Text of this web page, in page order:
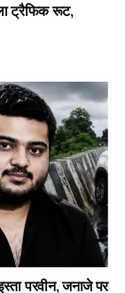
ट्रैफिक रूट,
परवीन, जनाजे पर